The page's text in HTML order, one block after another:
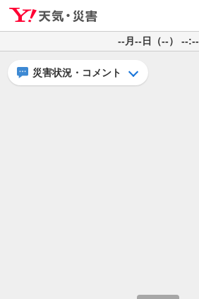
--月--日（--） --:--
災害状況・コメント